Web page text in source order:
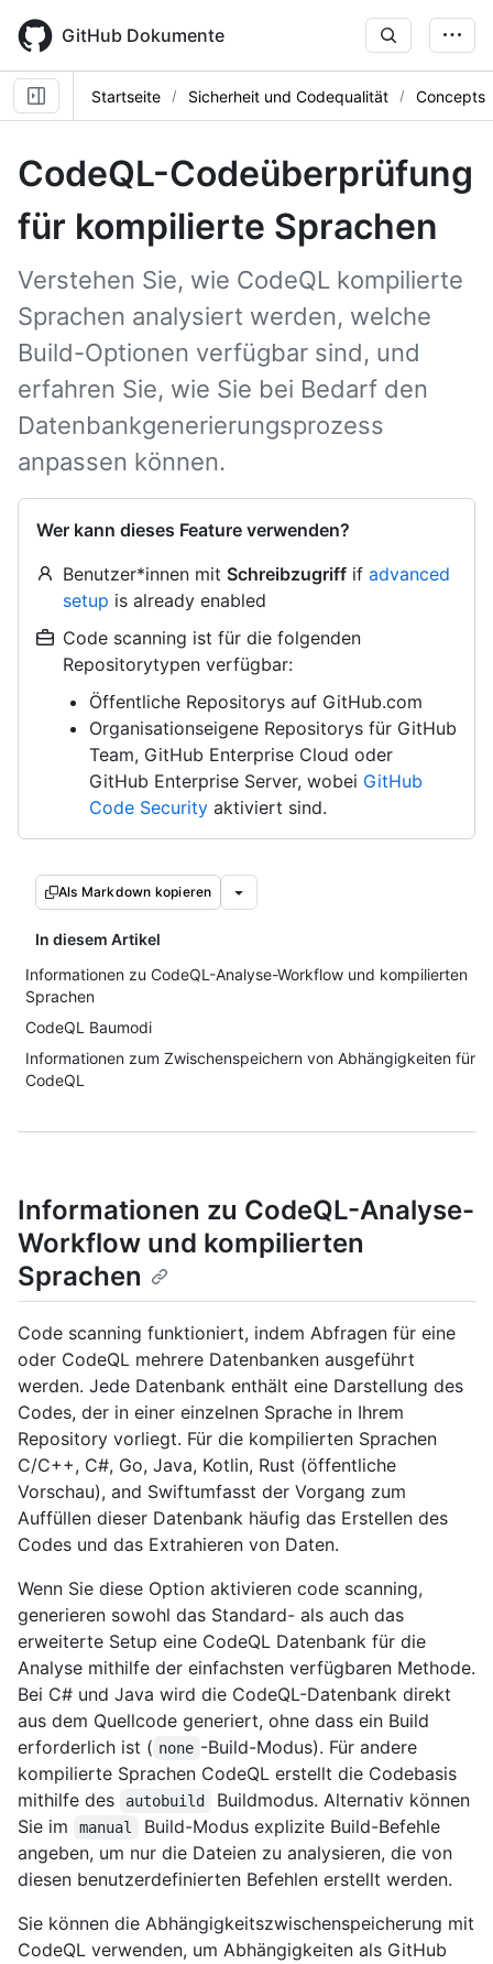
main
content
GitHub Dokumente
Startseite Sicherheit und Codequalität Concepts
CodeQL-Codeüberprüfung
für kompilierte Sprachen
Verstehen Sie, wie CodeQL kompilierte
Sprachen analysiert werden, welche
Build-Optionen verfügbar sind, und
erfahren Sie, wie Sie bei Bedarf den
Datenbankgenerierungsprozess
anpassen können.
Wer kann dieses Feature verwenden?
Benutzer*innen mit Schreibzugriff if advanced
setup is already enabled
Code scanning ist für die folgenden
Repositorytypen verfügbar:
Öffentliche Repositorys auf GitHub.com
Organisationseigene Repositorys für GitHub
Team, GitHub Enterprise Cloud oder
GitHub Enterprise Server, wobei GitHub
Code Security aktiviert sind.
Als Markdown kopieren
In diesem Artikel
Informationen zu CodeQL-Analyse-Workflow und kompilierten
Sprachen
CodeQL Baumodi
Informationen zum Zwischenspeichern von Abhängigkeiten für
CodeQL
Informationen zu CodeQL-Analyse-
Workflow und kompilierten
Sprachen
Code scanning funktioniert, indem Abfragen für eine
oder CodeQL mehrere Datenbanken ausgeführt
werden. Jede Datenbank enthält eine Darstellung des
Codes, der in einer einzelnen Sprache in Ihrem
Repository vorliegt. Für die kompilierten Sprachen
C/C++, C#, Go, Java, Kotlin, Rust (öffentliche
Vorschau), and Swiftumfasst der Vorgang zum
Auffüllen dieser Datenbank häufig das Erstellen des
Codes und das Extrahieren von Daten.
Wenn Sie diese Option aktivieren code scanning,
generieren sowohl das Standard- als auch das
erweiterte Setup eine CodeQL Datenbank für die
Analyse mithilfe der einfachsten verfügbaren Methode.
Bei C# und Java wird die CodeQL-Datenbank direkt
aus dem Quellcode generiert, ohne dass ein Build
erforderlich ist ( none -Build-Modus). Für andere
kompilierte Sprachen CodeQL erstellt die Codebasis
mithilfe des
autobuild
Buildmodus. Alternativ können
Sie im
manual
Build-Modus explizite Build-Befehle
angeben, um nur die Dateien zu analysieren, die von
diesen benutzerdefinierten Befehlen erstellt werden.
Sie können die Abhängigkeitszwischenspeicherung mit
CodeQL verwenden, um Abhängigkeiten als GitHub